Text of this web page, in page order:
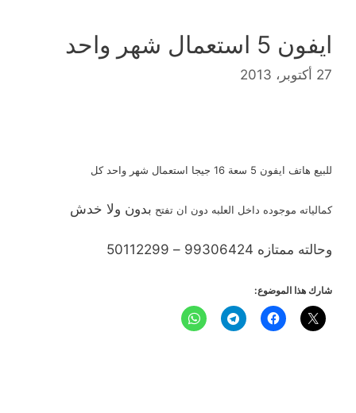
ايفون 5 استعمال شهر واحد
27 أكتوبر، 2013
للبيع هاتف ايفون 5 سعة 16 جيجا استعمال شهر واحد كل
كمالياته موجوده داخل العلبه دون ان تفتح بدون ولا خدش
وحالته ممتازه 99306424 – 50112299
شارك هذا الموضوع: